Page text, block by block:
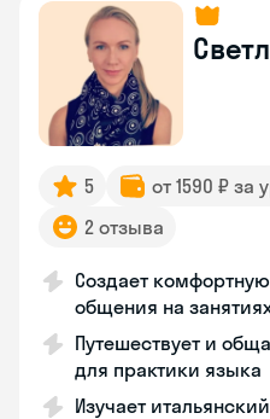
5 от 1590 ₽ за
2 отзыва
Создает
общения на
Путешествует и
для практики языка
Изучает